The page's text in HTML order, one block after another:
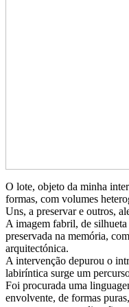
O lote, objeto da minha
formas, com volumes
Uns, a preservar e outros,
A imagem fabril, de
preservada na memória,
arquitectónica.
A intervenção depurou o
labiríntica surge um
Foi procurada uma
envolvente, de formas